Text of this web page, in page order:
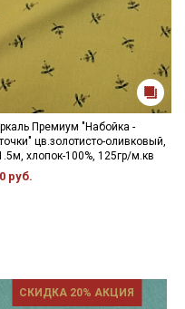
Премиум "Набойка -
цв.золотисто-оливковый,
хлопок-100%, 125гр/м.кв
руб.
СКИДКА 20% АКЦИЯ